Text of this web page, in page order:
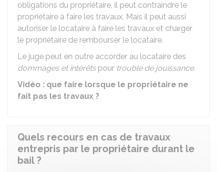
obligations du propriétaire, il peut contraindre le
propriétaire à faire les travaux. Mais il peut aussi
autoriser le locataire à faire les travaux et charger
le propriétaire de rembourser le locataire.
Le juge peut en outre accorder au locataire des
dommages et intérêtspour trouble de jouissance.
Vidéo : que faire lorsque le propriétaire ne
fait pas les travaux ?
Quels recours en cas de travaux
entrepris par le propriétaire durant le
bail ?